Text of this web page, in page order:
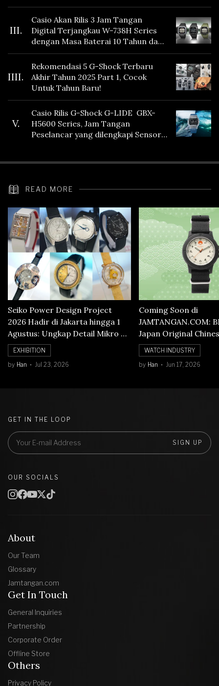
III.
Casio Akan Rilis 3 Jam Tangan
Digital Terjangkau W-738H Series
dengan Masa Baterai 10 Tahun dan
Fitur Vibration
IIII.
Rekomendasi 5 G-Shock Terbaru
Akhir Tahun 2025 Part 1, Cocok
Untuk Tahun Baru!
V.
Casio Rilis G-Shock G-LIDE GBX-
H5600 Series, Jam Tangan
Peselancar yang dilengkapi Sensor
READ MORE
Seiko Power Design Project
2026 Hadir di Jakarta hingga 1
Agustus: Ungkap Detail Mikro di
Balik Seni Watchmaking
EXHIBITION
by Han Jul 23, 2026
Coming Soon di
JAMTANGAN.COM:
Japan Original
Numerals Watch
WATCH INDUSTRY
by Han Jun 17, 2026
About
Our Team
Glossary
Jamtangan.com
Get In Touch
General Inquiries
Partnership
Corporate Order
Offline Store
Others
Privacy Policy
GET IN THE LOOP
SIGN UP
OUR SOCIALS